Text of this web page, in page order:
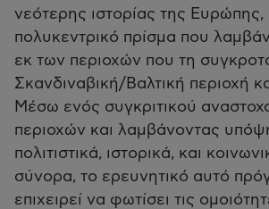
νεότερης ιστορίας της
πολυκεντρικό πρίσμα που
εκ των περιοχών που τη
Σκανδιναβική/Βαλτική περιοχή
Μέσω ενός συγκριτικού
περιοχών και λαμβάνοντας
πολιτιστικά, ιστορικά, και
σύνορα, το ερευνητικό αυτό
επιχειρεί να φωτίσει τις